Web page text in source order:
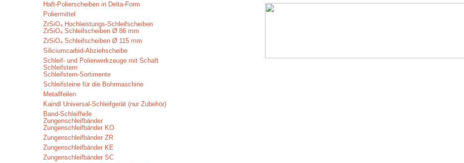
Haft-Polierscheiben in Delta-Form
Poliermittel
ZrSiO₄ Hochleistungs-Schleifscheiben
ZrSiO₄ Schleifscheiben Ø 86 mm
ZrSiO₄ Schleifscheiben Ø 115 mm
Siliciumcarbid-Abziehscheibe
Schleif- und Polierwerkzeuge mit Schaft
Schleifstern
Schleifstern-Sortimente
Schleifsteine für die Bohrmaschine
Metallfeilen
Kaindl Universal-Schleifgerät (nur Zubehör)
Band-Schleiffeile
Zungenschleifbänder
Zungenschleifbänder KO
Zungenschleifbänder ZR
Zungenschleifbänder KE
Zungenschleifbänder SC